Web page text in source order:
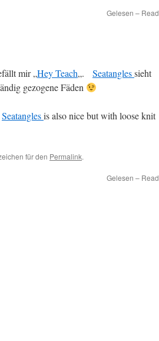
Gelesen – Read
mir „Hey Teach„. Seatanglessieht
gezogene Fäden
Seatanglesis also nice but with loose knit
für den Permalink.
Gelesen – Read